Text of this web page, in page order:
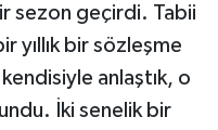
sezon geçirdi. Tabii
yıllık bir sözleşme
anlaştık, o
İki senelik bir